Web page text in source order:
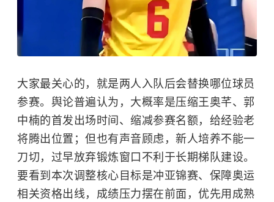
大家最关心的，就是两人入队后会替换哪位球员
参赛。舆论普遍认为，大概率是压缩王奥芊、郭
中楠的首发出场时间、缩减参赛名额，给经验老
将腾出位置；但也有声音顾虑，新人培养不能一
刀切，过早放弃锻炼窗口不利于长期梯队建设。
要看到本次调整核心目标是冲亚锦赛、保障奥运
相关资格出线，成绩压力摆在前面，优先用成熟